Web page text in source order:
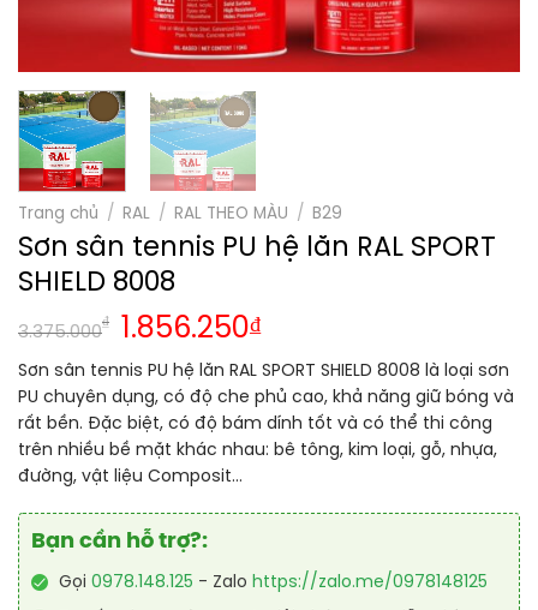
Trang chủ / RAL / RAL THEO MÀU / B29
Sơn sân tennis PU hệ lăn RAL SPORT
SHIELD 8008
3.375.000
₫ 1.856.250₫
Sơn sân tennis PU hệ lăn RAL SPORT SHIELD 8008 là loại sơn
PU chuyên dụng, có độ che phủ cao, khả năng giữ bóng và
rất bền. Đặc biệt, có độ bám dính tốt và có thể thi công
trên nhiều bề mặt khác nhau: bê tông, kim loại, gỗ, nhựa,
đường, vật liệu Composit…
Bạn cần hỗ trợ?:
Gọi 0978.148.125 - Zalo https://zalo.me/0978148125